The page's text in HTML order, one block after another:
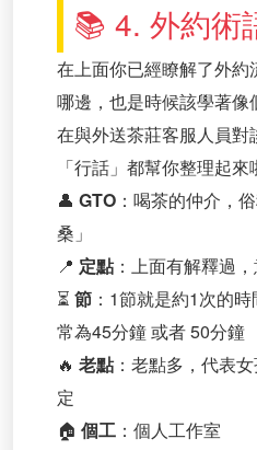
📚 4. 外約術
在上面你已經瞭解了外
哪邊，也是時候該學著像
在與外送茶莊客服人員對
「行話」都幫你整理起來
👤 GTO ：喝茶的仲介，
桑」
📍 定點 ：上面有解釋過
⏳ 節 ：1節就是約1次的
常為45分鐘 或者 50分鐘
🔥 老點 ：老點多，代表
定
🏠 個工 ：個人工作室